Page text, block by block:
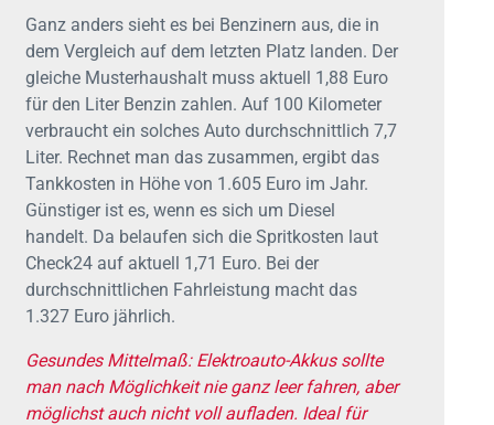
Ganz anders sieht es bei Benzinern aus, die in
dem Vergleich auf dem letzten Platz landen. Der
gleiche Musterhaushalt muss aktuell 1,88 Euro
für den Liter Benzin zahlen. Auf 100 Kilometer
verbraucht ein solches Auto durchschnittlich 7,7
Liter. Rechnet man das zusammen, ergibt das
Tankkosten in Höhe von 1.605 Euro im Jahr.
Günstiger ist es, wenn es sich um Diesel
handelt. Da belaufen sich die Spritkosten laut
Check24 auf aktuell 1,71 Euro. Bei der
durchschnittlichen Fahrleistung macht das
1.327 Euro jährlich.
Gesundes Mittelmaß: Elektroauto-Akkus sollte
man nach Möglichkeit nie ganz leer fahren, aber
möglichst auch nicht voll aufladen. Ideal für